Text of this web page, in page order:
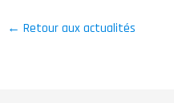
← Retour aux actualités